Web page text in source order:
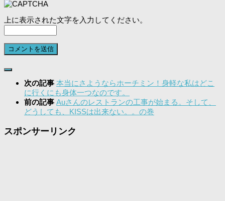
上に表示された文字を入力してください。
次の記事 本当にさようならホーチミン！身軽な私はどこ
に行くにも身体一つなのです。
前の記事 Auさんのレストランの工事が始まる。そして、
どうしても、KISSは出来ない。。の巻
スポンサーリンク